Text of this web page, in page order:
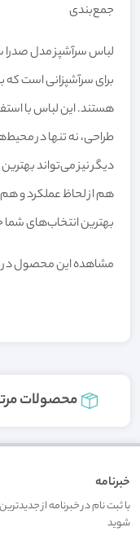
جمع‌بندی
برای سرآشپزانی است که
هستند. این لباس با
طراحی، نه تنها در
دیگر نیز می‌تواند
هم از لحاظ عملکرد و هم
بهترین انتخاب‌های شما
مشاهده این محصول در
محصولات
خبرنامه
با ثبت نام در خبرنامه از
شوید